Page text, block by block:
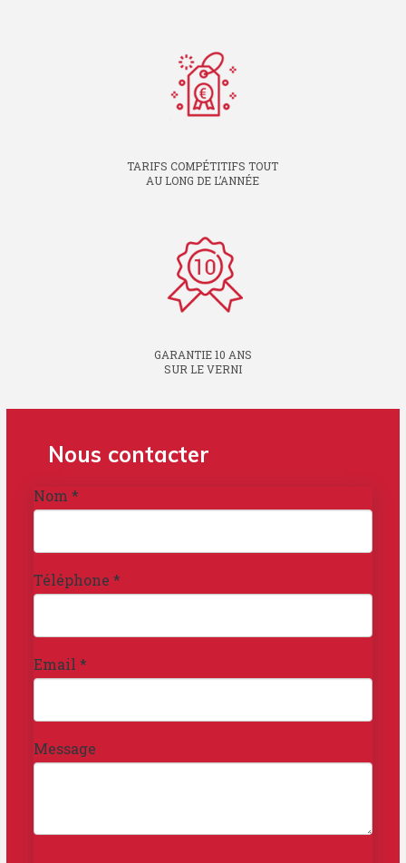
TARIFS COMPÉTITIFS TOUT
AU LONG DE L’ANNÉE
GARANTIE 10 ANS
SUR LE VERNI
Nous contacter
Nom *
Téléphone *
Email *
Message